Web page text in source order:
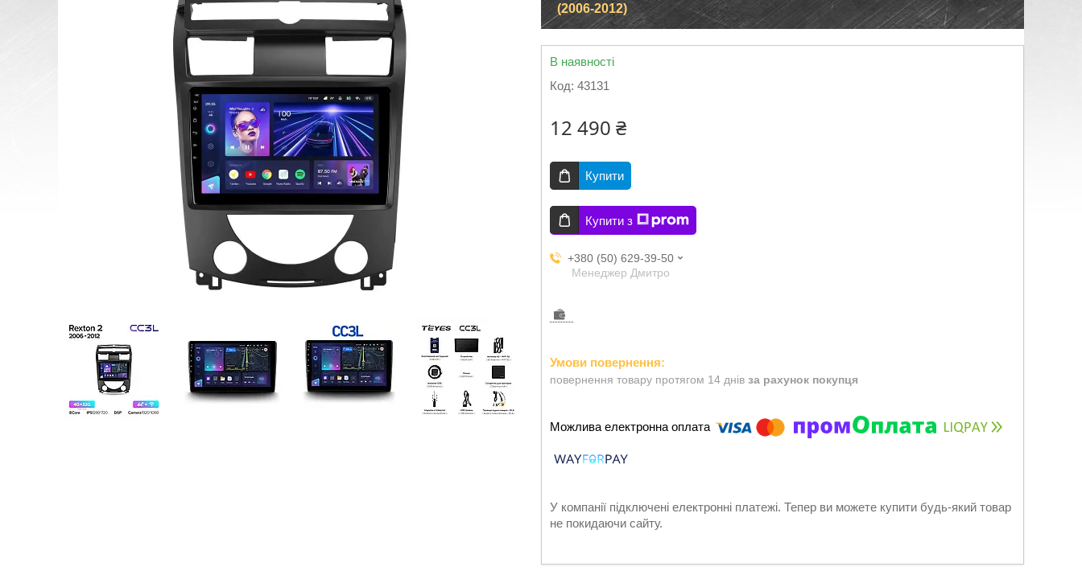
(2006-2012)
В наявності
Код: 43131
12 490 ₴
Купити
Купити з
+380 (50) 629-39-50
Менеджер Дмитро
повернення товару протягом 14 днів за рахунок покупця
У компанії підключені електронні платежі. Тепер ви можете купити будь-який товар
не покидаючи сайту.